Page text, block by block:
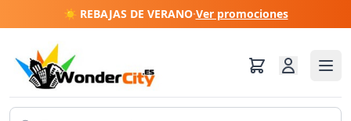
☀️ REBAJAS DE VERANO·Ver promociones